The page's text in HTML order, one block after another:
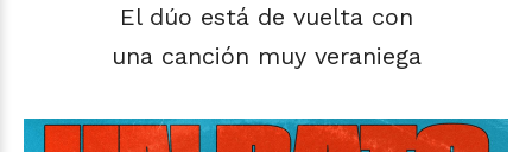
El dúo está de vuelta con
una canción muy veraniega